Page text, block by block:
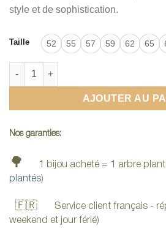
style et de sophistication.
Taille 52 55 57 59 62 65
quantité de Bague en bois - Bois de
AJOUTER AU
Nos garanties:
🌳 1 bijou acheté = 1 arbre
plantés)
🇫🇷 Service client français -
weekend et jour férié)